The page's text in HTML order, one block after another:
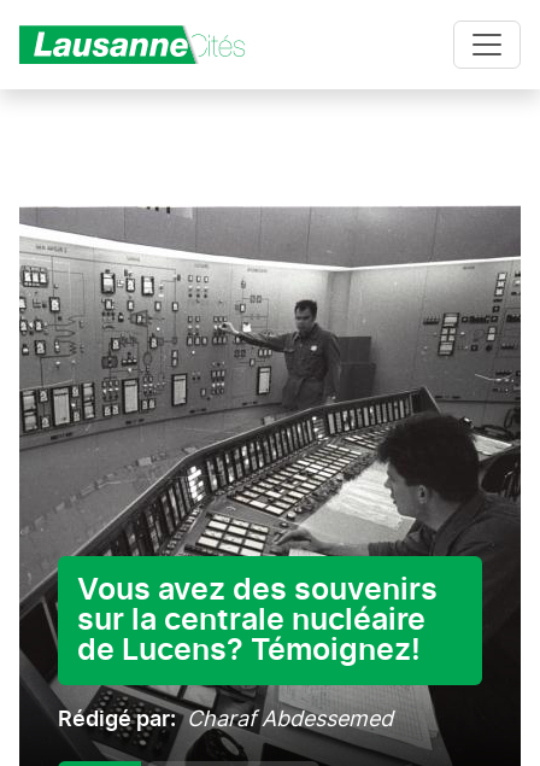
Vous avez des souvenirs
sur la centrale nucléaire
de Lucens? Témoignez!
Rédigé par Charaf Abdessemed